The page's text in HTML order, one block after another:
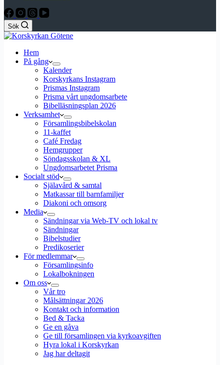
Sök
Hem
På gång
Kalender
Korskyrkans Instagram
Prismas Instagram
Prisma vårt ungdomsarbete
Bibelläsningsplan 2026
Verksamhet
Församlingsbibelskolan
11-kaffet
Café Fredag
Hemgrupper
Söndagsskolan & XL
Ungdomsarbetet Prisma
Socialt stöd
Själavård & samtal
Matkassar till barnfamiljer
Diakoni och omsorg
Media
Sändningar via Web-TV och lokal tv
Sändningar
Bibelstudier
Predikoserier
För medlemmar
Församlingsinfo
Lokalbokningen
Om oss
Vår tro
Målsättningar 2026
Kontakt och information
Bed & Tacka
Ge en gåva
Ge till församlingen via kyrkoavgiften
Hyra lokal i Korskyrkan
Jag har deltagit